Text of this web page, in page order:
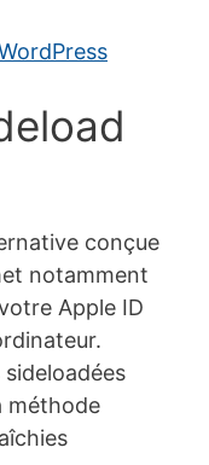
conçue
notamment
Apple ID
méthode